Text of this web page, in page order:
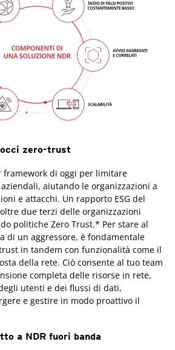
zero-trust
framework di oggi per limitare
aiutando le organizzazioni a
e attacchi. Un rapporto ESG del
due terzi delle organizzazioni
politiche Zero Trust.* Per stare al
di un aggressore, è fondamentale
in tandem con funzionalità come il
della rete. Ciò consente al tuo team
completa delle risorse in rete,
utenti e dei flussi di dati,
e gestire in modo proattivo il
a NDR fuori banda